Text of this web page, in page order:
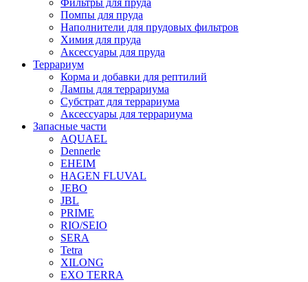
Фильтры для пруда
Помпы для пруда
Наполнители для прудовых фильтров
Химия для пруда
Аксессуары для пруда
Террариум
Корма и добавки для рептилий
Лампы для террариума
Субстрат для террариума
Аксессуары для террариума
Запасные части
AQUAEL
Dennerle
EHEIM
HAGEN FLUVAL
JEBO
JBL
PRIME
RIO/SEIO
SERA
Tetra
XILONG
EXO TERRA